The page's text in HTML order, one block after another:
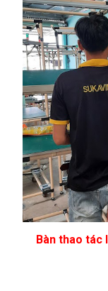
Bàn thao tác